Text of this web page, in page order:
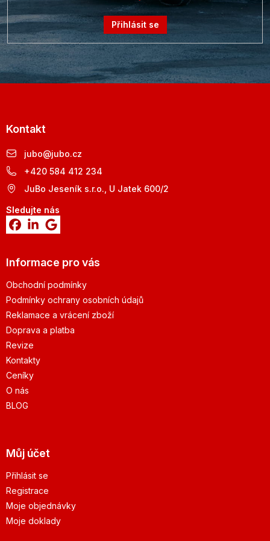
Přihlásit se
Kontakt
jubo@jubo.cz
+420 584 412 234
JuBo Jeseník s.r.o., U Jatek 600/2
Sledujte nás
Informace pro vás
Obchodní podmínky
Podmínky ochrany osobních údajů
Reklamace a vrácení zboží
Doprava a platba
Revize
Kontakty
Ceníky
O nás
BLOG
Můj účet
Přihlásit se
Registrace
Moje objednávky
Moje doklady